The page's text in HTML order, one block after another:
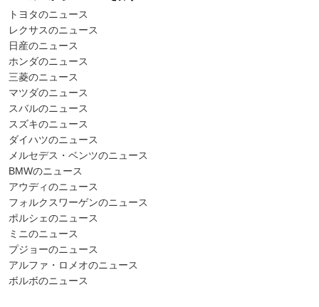
トヨタのニュース
レクサスのニュース
日産のニュース
ホンダのニュース
三菱のニュース
マツダのニュース
スバルのニュース
スズキのニュース
ダイハツのニュース
メルセデス・ベンツのニュース
BMWのニュース
アウディのニュース
フォルクスワーゲンのニュース
ポルシェのニュース
ミニのニュース
プジョーのニュース
アルファ・ロメオのニュース
ボルボのニュース